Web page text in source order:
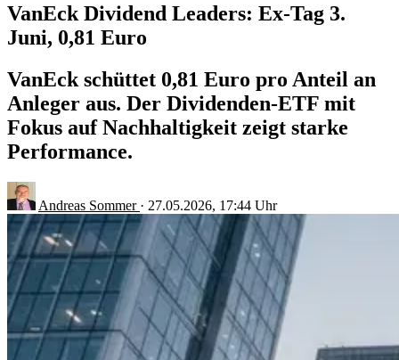
VanEck Dividend Leaders: Ex-Tag 3.
Juni, 0,81 Euro
VanEck schüttet 0,81 Euro pro Anteil an
Anleger aus. Der Dividenden-ETF mit
Fokus auf Nachhaltigkeit zeigt starke
Performance.
Andreas Sommer · 27.05.2026, 17:44 Uhr